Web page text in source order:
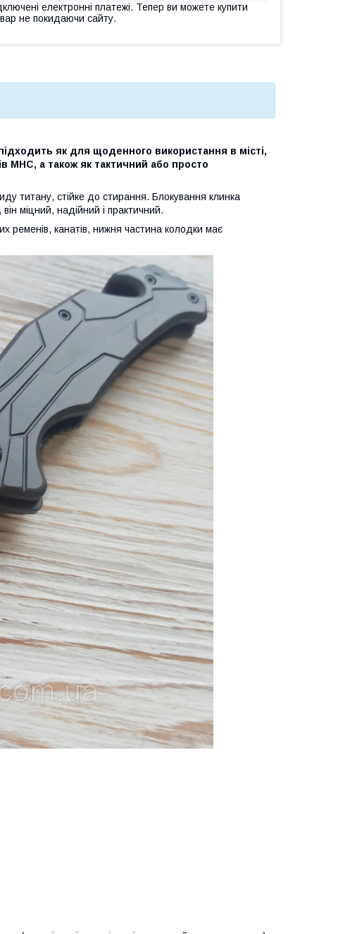
електронні платежі. Тепер ви можете купити
не покидаючи сайту.
як для щоденного використання в місті,
МНС, а також як тактичний або просто
титану, стійке до стирання. Блокування клинка
міцний, надійний і практичний.
ременів, канатів, нижня частина колодки має